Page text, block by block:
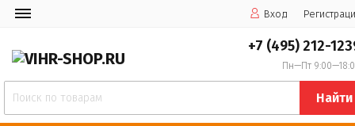
Вход
+7 (495) 212-
Пн—Пт
Найти